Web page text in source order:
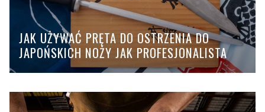
JAK UŻYWAĆ PRĘTA DO OSTRZENIA DO
JAPOŃSKICH NOŻY JAK PROFESJONALISTA